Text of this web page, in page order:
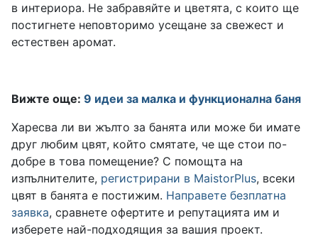
в интериора. Не забравяйте и цветята, с които ще
постигнете неповторимо усещане за свежест и
естествен аромат.
Вижте още: 9 идеи за малка и функционална баня
Харесва ли ви жълто за банята или може би имате
друг любим цвят, който смятате, че ще стои по-
добре в това помещение? С помощта на
изпълнителите, регистрирани в MaistorPlus, всеки
цвят в банята е постижим. Направете безплатна
заявка, сравнете офертите и репутацията им и
изберете най-подходящия за вашия проект.